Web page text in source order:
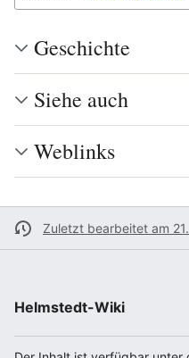
Geschichte
Siehe auch
Weblinks
Zuletzt bearbeitet am
Helmstedt-Wiki